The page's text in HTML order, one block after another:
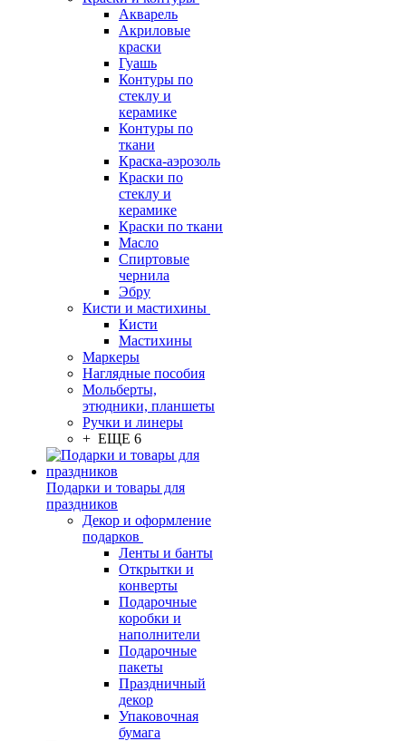
Акварель
Акриловые
краски
Гуашь
Контуры по
стеклу и
керамике
Контуры по
ткани
Краска-аэрозоль
Краски по
стеклу и
керамике
Краски по ткани
Масло
Спиртовые
чернила
Эбру
Кисти и мастихины
Кисти
Мастихины
Маркеры
Наглядные пособия
Мольберты,
этюдники, планшеты
Ручки и линеры
+ ЕЩЕ 6
Подарки и товары для
праздников
Декор и оформление
подарков
Ленты и банты
Открытки и
конверты
Подарочные
коробки и
наполнители
Подарочные
пакеты
Праздничный
декор
Упаковочная
бумага